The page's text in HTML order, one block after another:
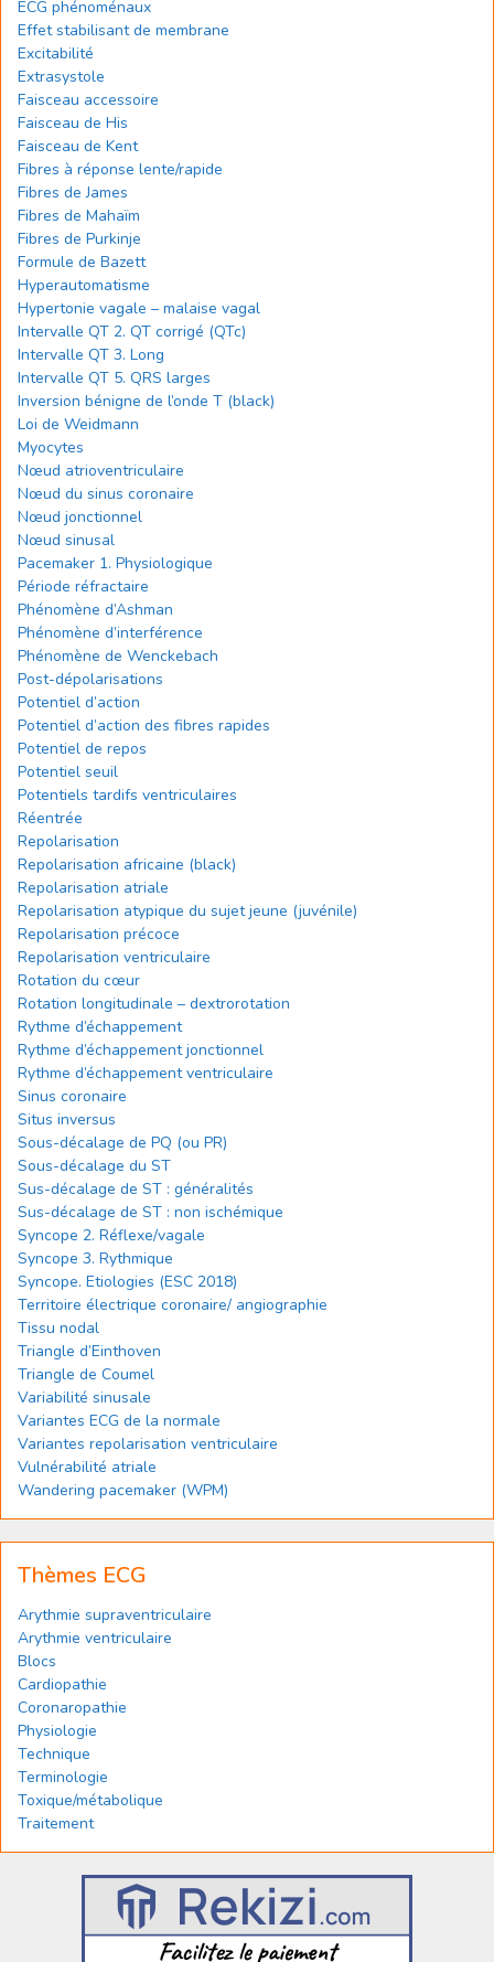
ECG phénoménaux
Effet stabilisant de membrane
Excitabilité
Extrasystole
Faisceau accessoire
Faisceau de His
Faisceau de Kent
Fibres à réponse lente/rapide
Fibres de James
Fibres de Mahaïm
Fibres de Purkinje
Formule de Bazett
Hyperautomatisme
Hypertonie vagale – malaise vagal
Intervalle QT 2. QT corrigé (QTc)
Intervalle QT 3. Long
Intervalle QT 5. QRS larges
Inversion bénigne de l’onde T (black)
Loi de Weidmann
Myocytes
Nœud atrioventriculaire
Nœud du sinus coronaire
Nœud jonctionnel
Nœud sinusal
Pacemaker 1. Physiologique
Période réfractaire
Phénomène d’Ashman
Phénomène d’interférence
Phénomène de Wenckebach
Post-dépolarisations
Potentiel d’action
Potentiel d’action des fibres rapides
Potentiel de repos
Potentiel seuil
Potentiels tardifs ventriculaires
Réentrée
Repolarisation
Repolarisation africaine (black)
Repolarisation atriale
Repolarisation atypique du sujet jeune (juvénile)
Repolarisation précoce
Repolarisation ventriculaire
Rotation du cœur
Rotation longitudinale – dextrorotation
Rythme d’échappement
Rythme d’échappement jonctionnel
Rythme d’échappement ventriculaire
Sinus coronaire
Situs inversus
Sous-décalage de PQ (ou PR)
Sous-décalage du ST
Sus-décalage de ST : généralités
Sus-décalage de ST : non ischémique
Syncope 2. Réflexe/vagale
Syncope 3. Rythmique
Syncope. Etiologies (ESC 2018)
Territoire électrique coronaire/ angiographie
Tissu nodal
Triangle d’Einthoven
Triangle de Coumel
Variabilité sinusale
Variantes ECG de la normale
Variantes repolarisation ventriculaire
Vulnérabilité atriale
Wandering pacemaker (WPM)
Thèmes ECG
Arythmie supraventriculaire
Arythmie ventriculaire
Blocs
Cardiopathie
Coronaropathie
Physiologie
Technique
Terminologie
Toxique/métabolique
Traitement